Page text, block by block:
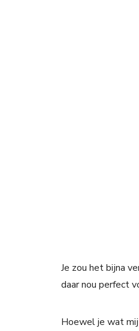
Je zou het bijna
daar nou perfect
Hoewel je wat